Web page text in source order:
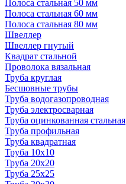
Полоса стальная 50 мм
Полоса стальная 60 мм
Полоса стальная 80 мм
Швеллер
Швеллер гнутый
Квадрат стальной
Проволока вязальная
Труба круглая
Бесшовные трубы
Труба водогазопроводная
Труба электросварная
Труба оцинкованная стальная
Труба профильная
Труба квадратная
Труба 10x10
Труба 20x20
Труба 25x25